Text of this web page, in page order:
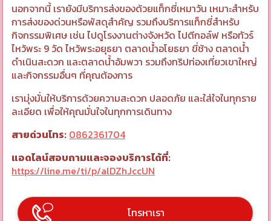
นอกจากนี้ เรายังมีบริการส่งของด้วยแท็กซี่เหมาวัน เหมาะสำหรับ
การส่งของด่วนหรือพัสดุสำคัญ รวมถึงบริการแท็กซี่สำหรับ
กิจกรรมพิเศษ เช่น ไปดูโรงงานต่างจังหวัด ไปตีกอล์ฟ หรือทัวร์
ไหว้พระ 9 วัด ไหว้พระอยุธยา ตลาดน้ำอโยธยา ขี่ช้าง ตลาดน้ำ
ดำเนินสะดวก และตลาดน้ำอัมพวา รวมถึงทริปท่องเที่ยวเขาใหญ่
และกิจกรรมอื่นๆ ที่คุณต้องการ
เรามุ่งมั่นให้บริการด้วยความสะดวก ปลอดภัย และใส่ใจในทุกราย
ละเอียด เพื่อให้คุณมั่นใจในทุกการเดินทาง
สายด่วนโทร: 0862361704
แอดไลน์สอบถามและจองบริการได้ที่:
https://line.me/ti/p/alDZhJccUN
โทรหาเรา